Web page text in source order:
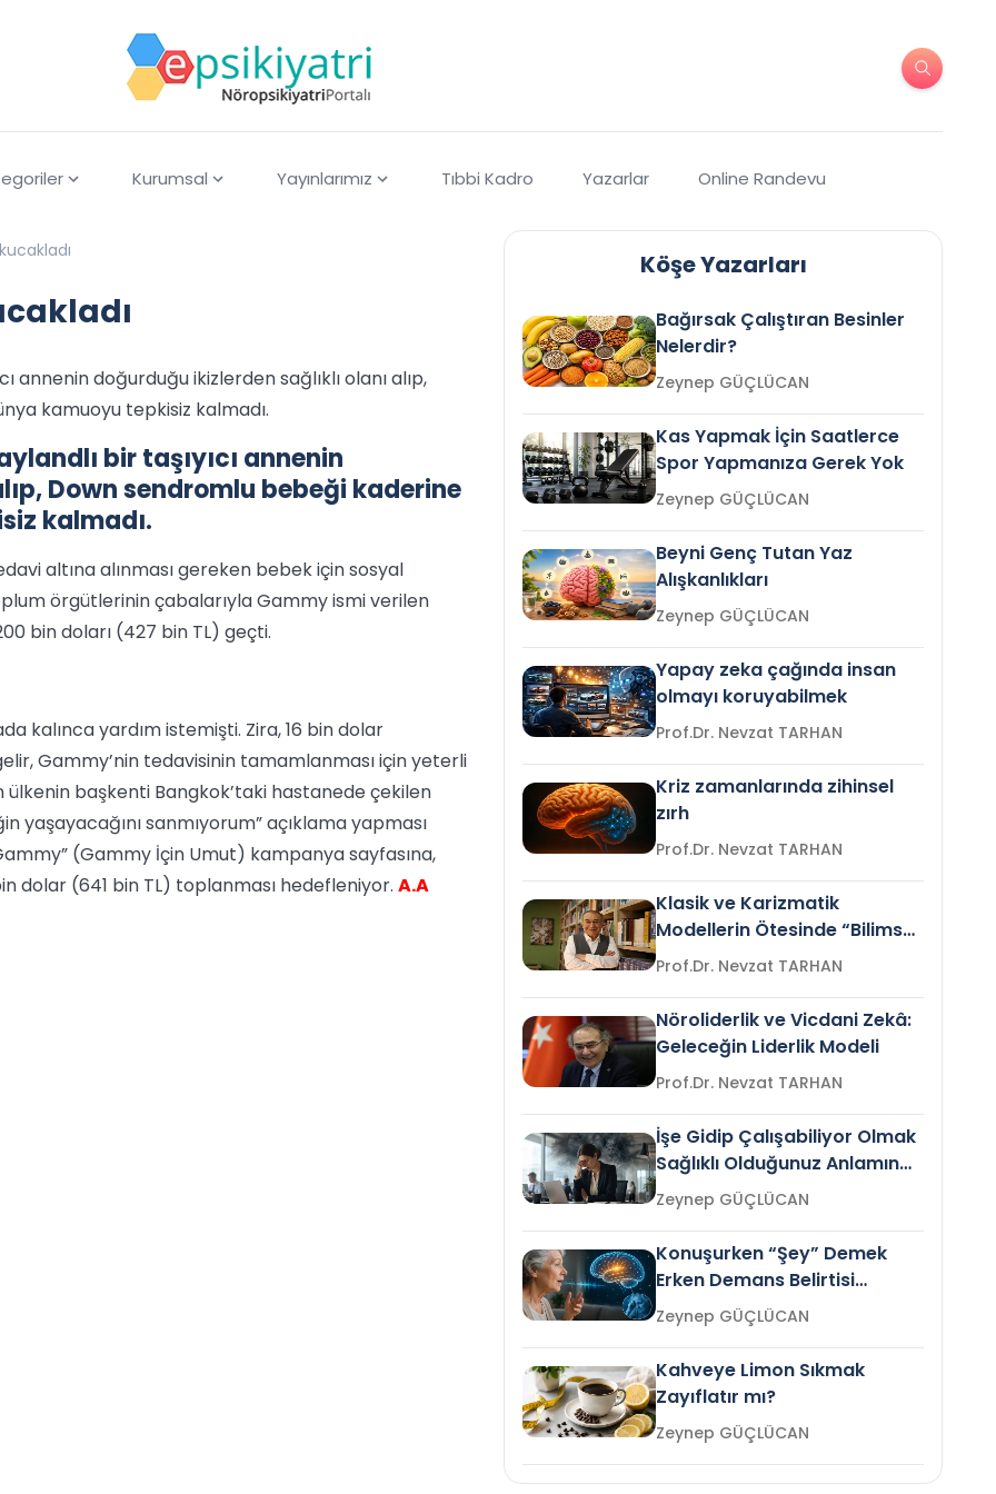
Kurumsal Yayınlarımız Tıbbi Kadro Yazarlar Online Randevu
annenin doğurduğu ikizlerden sağlıklı olanı alıp,
kamuoyu tepkisiz kalmadı.
bir taşıyıcı annenin
Down sendromlu bebeği kaderine
kalmadı.
altına alınması gereken bebek için sosyal
örgütlerinin çabalarıyla Gammy ismi verilen
bin doları (427 bin TL) geçti.
kalınca yardım istemişti. Zira, 16 bin dolar
Gammy’nin tedavisinin tamamlanması için yeterli
başkenti Bangkok’taki hastanede çekilen
yaşayacağını sanmıyorum” açıklama yapması
(Gammy İçin Umut) kampanya sayfasına,
dolar (641 bin TL) toplanması hedefleniyor. A.A
Köşe Yazarları
Bağırsak Çalıştıran Besinler
Nelerdir?
Zeynep GÜÇLÜCAN
Kas Yapmak İçin Saatlerce
Spor Yapmanıza Gerek Yok
Zeynep GÜÇLÜCAN
Beyni Genç Tutan Yaz
Alışkanlıkları
Zeynep GÜÇLÜCAN
Yapay zeka çağında insan
olmayı koruyabilmek
Prof.Dr. Nevzat TARHAN
Kriz zamanlarında zihinsel
zırh
Prof.Dr. Nevzat TARHAN
Klasik ve Karizmatik
Modellerin Ötesinde “Bilimsel
Liderlik”
Prof.Dr. Nevzat TARHAN
Nöroliderlik ve Vicdani Zekâ:
Geleceğin Liderlik Modeli
Prof.Dr. Nevzat TARHAN
İşe Gidip Çalışabiliyor Olmak
Sağlıklı Olduğunuz Anlamına
Gelir mi?Zeynep GÜÇLÜCAN
Konuşurken “Şey” Demek
Erken Demans Belirtisi
Olabilir mi?Zeynep GÜÇLÜCAN
Kahveye Limon Sıkmak
Zayıflatır mı?
Zeynep GÜÇLÜCAN